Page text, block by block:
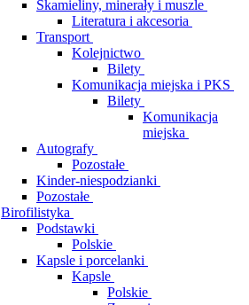
Skamieliny, minerały i muszle
Literatura i akcesoria
Transport
Kolejnictwo
Bilety
Komunikacja miejska i PKS
Bilety
Komunikacja
miejska
Autografy
Pozostałe
Kinder-niespodzianki
Pozostałe
Birofilistyka
Podstawki
Polskie
Kapsle i porcelanki
Kapsle
Polskie